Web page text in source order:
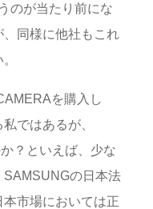
のが当たり前にな
同様に他社もこれ
を購入し
ではあるが、
？といえば、少な
SAMSUNGの日本法
市場においては正